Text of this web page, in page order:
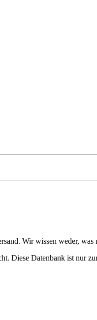
Wir wissen weder,
Diese Datenbank ist nur